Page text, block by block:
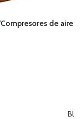
Compresores de aire
Bl